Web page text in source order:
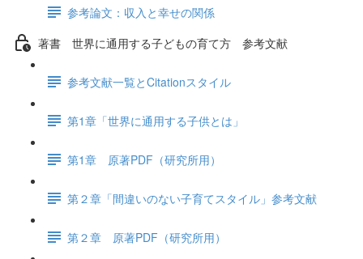
参考論文：収入と幸せの関係
著書 世界に通用する子どもの育て方 参考文献
参考文献一覧とCitationスタイル
第1章「世界に通用する子供とは」
第1章 原著PDF（研究所用）
第２章「間違いのない子育てスタイル」参考文献
第２章 原著PDF（研究所用）